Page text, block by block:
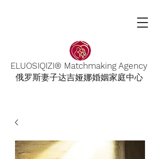
ELUOSIQIZI® Matchmaking Agency
俄罗斯妻子达吉娅娜婚姻家庭中心